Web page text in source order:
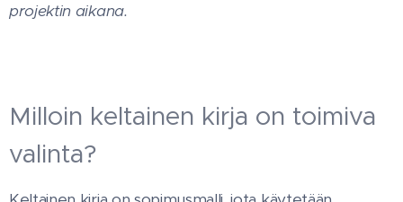
projektin aikana.
Milloin keltainen kirja on toimiva
valinta?